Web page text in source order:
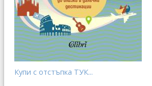
Купи с отстъпка ТУК...